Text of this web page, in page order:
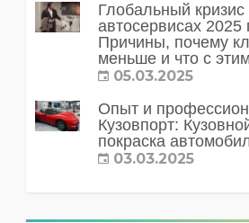
Глобальный кризис
автосервисах 2025
Причины, почему
меньше и что с
05.03.2025
Опыт и
Кузовпорт:
покраска
03.03.2025